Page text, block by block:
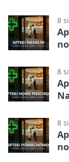
8
8
8